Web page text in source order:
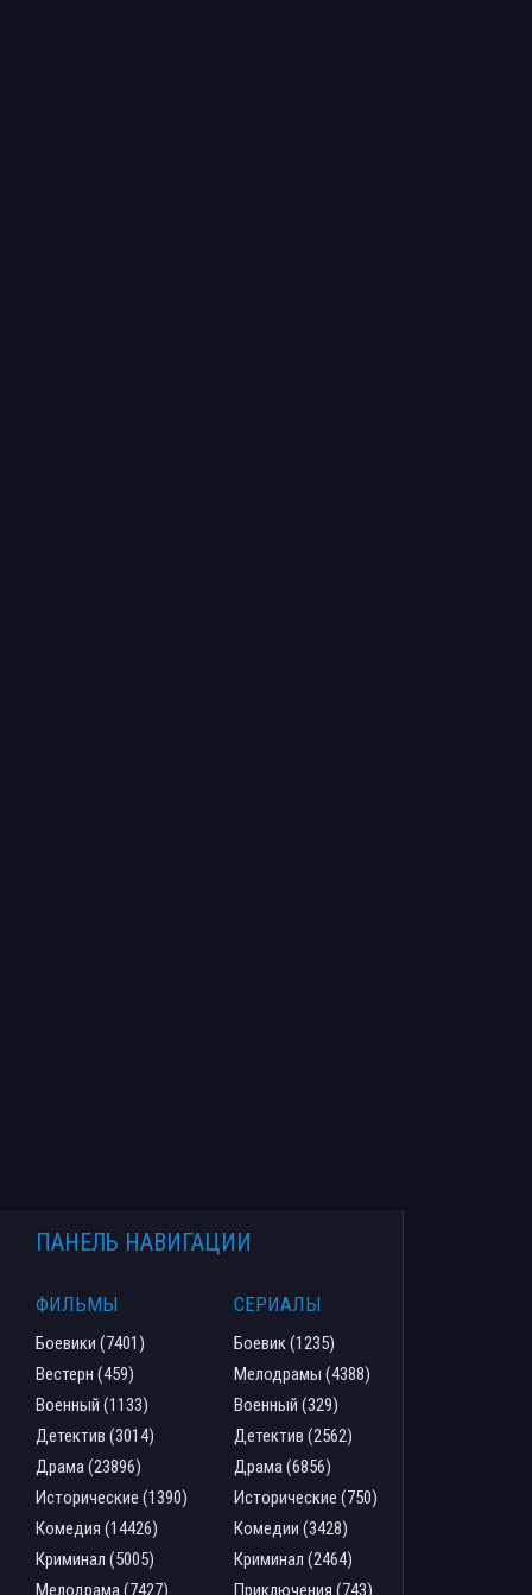
ПАНЕЛЬ НАВИГАЦИИ
ФИЛЬМЫ
Боевики (7401)
Вестерн (459)
Военный (1133)
Детектив (3014)
Драма (23896)
Исторические (1390)
Комедия (14426)
Криминал (5005)
Мелодрама (7427)
СЕРИАЛЫ
Боевик (1235)
Мелодрамы (4388)
Военный (329)
Детектив (2562)
Драма (6856)
Исторические (750)
Комедии (3428)
Криминал (2464)
Приключения (743)